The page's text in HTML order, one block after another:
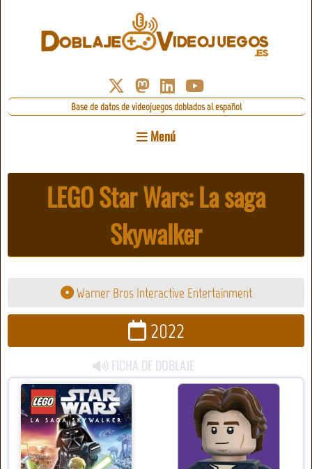
Base de datos de videojuegos doblados al español
Menú
LEGO Star Wars: La saga
Skywalker
Warner Bros Interactive Entertainment
2022
FICHA DE DOBLAJE